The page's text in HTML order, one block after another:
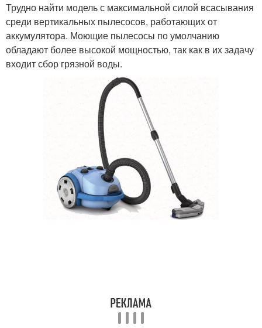
Трудно найти модель с максимальной силой всасывания
среди вертикальных пылесосов, работающих от
аккумулятора. Моющие пылесосы по умолчанию
обладают более высокой мощностью, так как в их задачу
входит сбор грязной воды.